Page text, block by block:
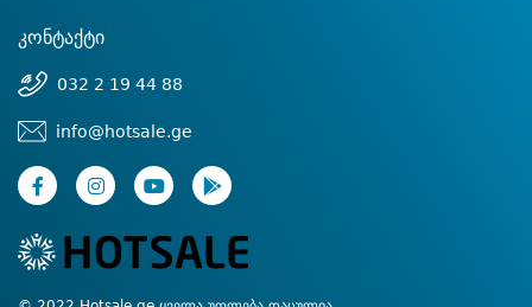
კონტაქტი
032 2 19 44 88
info@hotsale.ge